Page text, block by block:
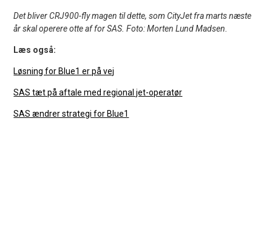
Det bliver CRJ900-fly magen til dette, som CityJet fra marts næste
år skal operere otte af for SAS. Foto: Morten Lund Madsen.
Læs også:
Løsning for Blue1 er på vej
SAS tæt på aftale med regional jet-operatør
SAS ændrer strategi for Blue1